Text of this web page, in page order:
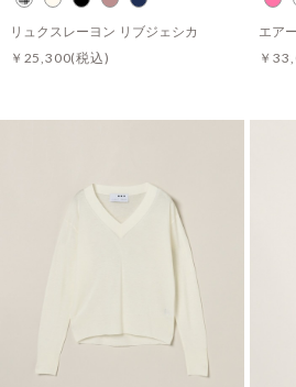
リュクスレーヨン リブジェシカ
￥25,300(税込)
エア
￥